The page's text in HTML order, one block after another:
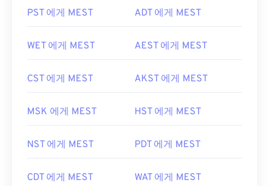
PST 에게 MEST ADT 에게 MEST
WET 에게 MEST AEST 에게 MEST
CST 에게 MEST AKST 에게 MEST
MSK 에게 MEST HST 에게 MEST
NST 에게 MEST PDT 에게 MEST
CDT 에게 MEST WAT 에게 MEST